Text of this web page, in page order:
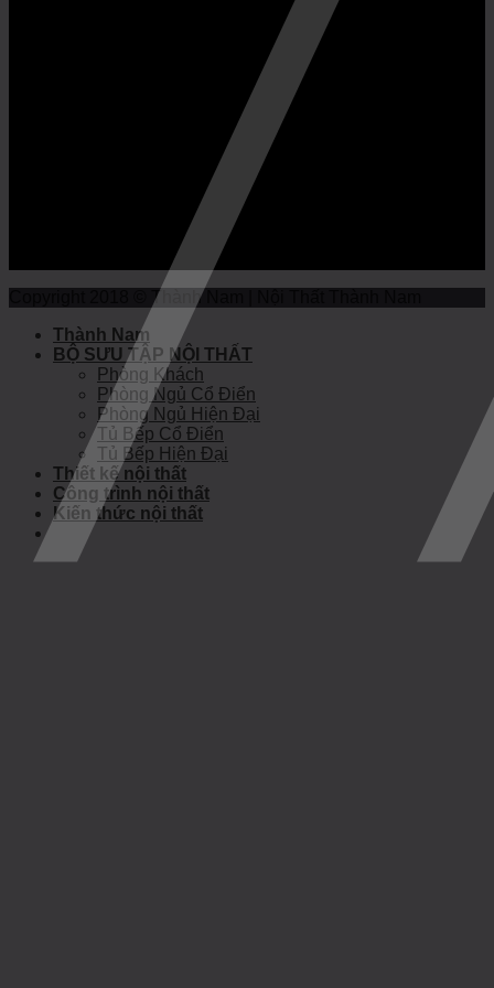
Copyright 2018 © Thành Nam | Nội Thất Thành Nam
Thành Nam
BỘ SƯU TẬP NỘI THẤT
Phòng Khách
Phòng Ngủ Cổ Điển
Phòng Ngủ Hiện Đại
Tủ Bếp Cổ Điển
Tủ Bếp Hiện Đại
Thiết kế nội thất
Công trình nội thất
Kiến thức nội thất